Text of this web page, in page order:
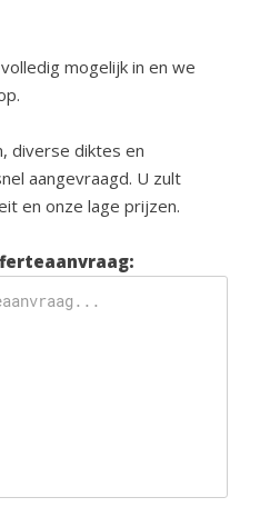
mogelijk in en we
diverse diktes en
aangevraagd. U zult
en onze lage prijzen.